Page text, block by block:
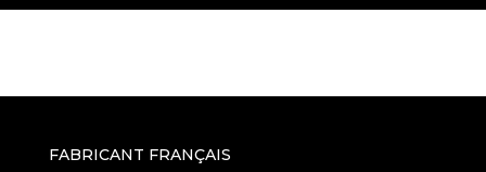
FABRICANT FRANÇAIS